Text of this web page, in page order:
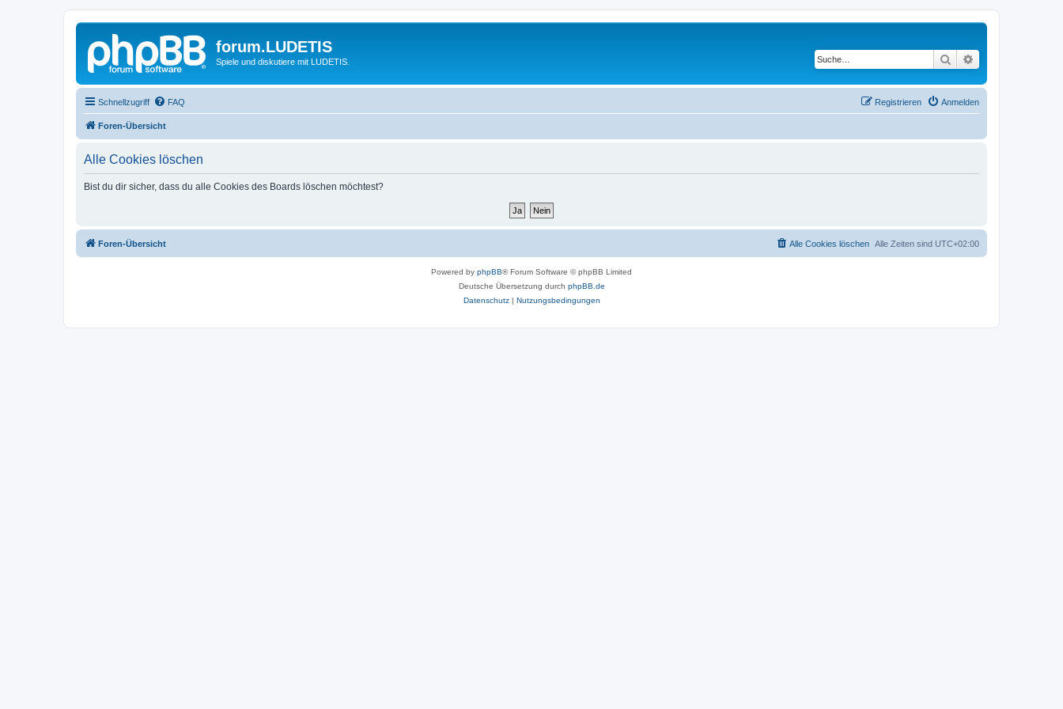
forum.LUDETIS
Spiele und diskutiere mit LUDETIS. Suche
Schnellzugriff FAQ Anmelden
Registrieren
Foren-Übersicht
Alle Cookies löschen
Bist du dir sicher, dass du alle Cookies des Boards löschen möchtest?
Foren-Übersicht Alle Zeiten sind UTC+02:00
Alle Cookies löschen
Powered by phpBB® Forum Software © phpBB Limited
Deutsche Übersetzung durch phpBB.de
Datenschutz| Nutzungsbedingungen